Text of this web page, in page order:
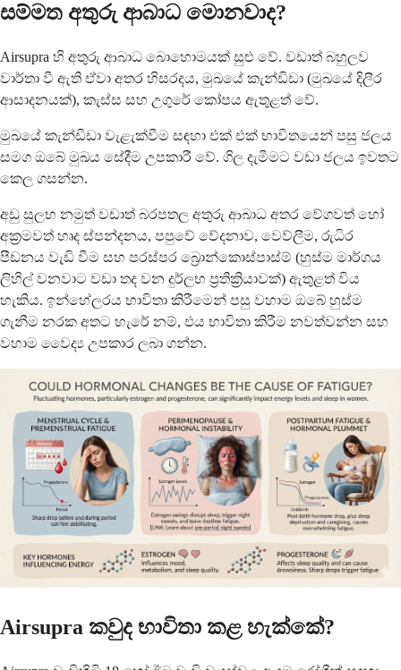
සම්මත අතුරු ආබාධ මොනවාද?
Airsupra හි අතුරු ආබාධ බොහොමයක් සුළු වේ. වඩාත් බහුලව
වාර්තා වී ඇති ඒවා අතර හිසරදය, මුඛයේ කැන්ඩිඩා (මුඛයේ දිලීර
ආසාදනයක්), කැස්ස සහ උගුරේ කෝපය ඇතුළත් වේ.
මුඛයේ කැන්ඩිඩා වැළැක්වීම සඳහා එක් එක් භාවිතයෙන් පසු ජලය
සමග ඔබේ මුඛය සේදීම උපකාරී වේ. ගිල දැමීමට වඩා ජලය ඉවතට
කෙල ගසන්න.
අඩු සුලභ නමුත් වඩාත් බරපතල අතුරු ආබාධ අතර වේගවත් හෝ
අක්‍රමවත් හෘද ස්පන්දනය, පපුවේ වේදනාව, වෙව්ලීම, රුධිර
පීඩනය වැඩි වීම සහ පරස්පර බ්‍රොන්කොස්පාස්ම් (හුස්ම මාර්ගය
ලිහිල් වනවාට වඩා තද වන දුර්ලභ ප්‍රතික්‍රියාවක්) ඇතුළත් විය
හැකිය. ඉන්හේලරය භාවිතා කිරීමෙන් පසු වහාම ඔබේ හුස්ම
ගැනීම නරක අතට හැරේ නම්, එය භාවිතා කිරීම නවත්වන්න සහ
වහාම වෛද්‍ය උපකාර ලබා ගන්න.
Airsupra කවුද භාවිතා කළ හැක්කේ?